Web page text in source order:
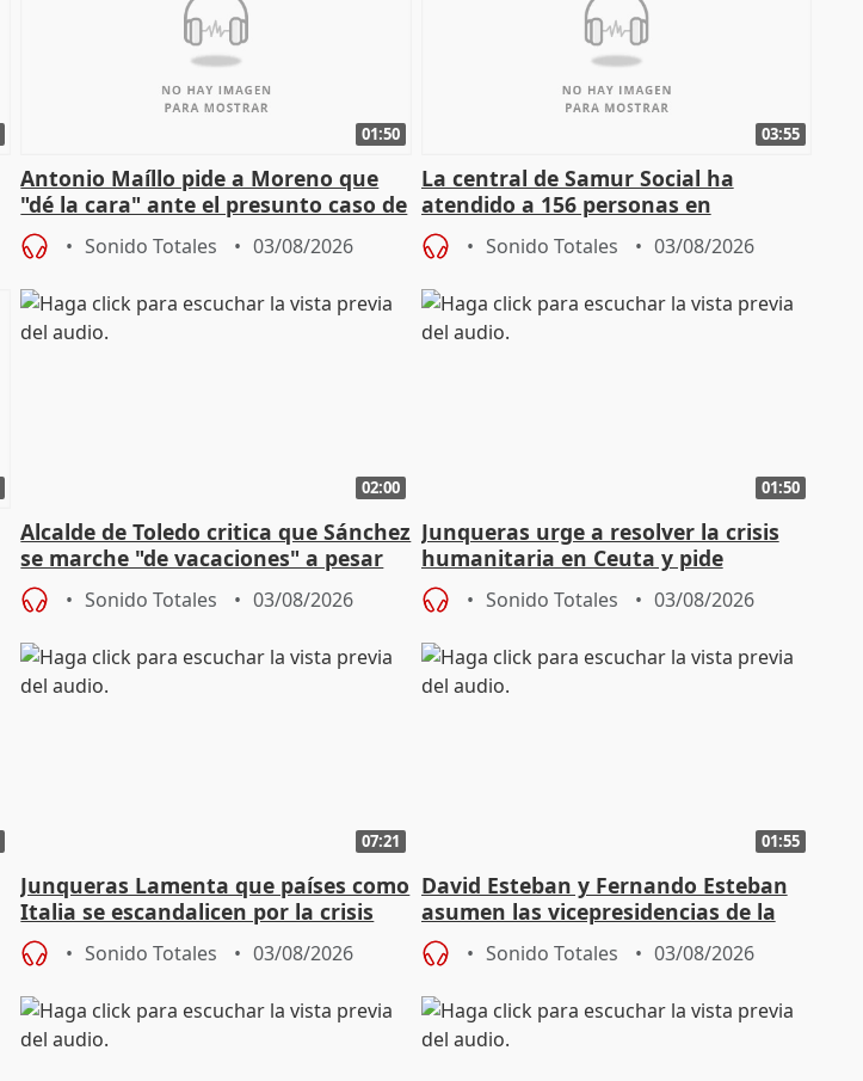
01:50
Antonio Maíllo pide a Moreno que
"dé la cara" ante el presunto caso de
acoso del CEO de ADM
Sonido Totales 03/08/2026
03:55
La central de Samur Social ha
atendido a 156 personas en
situación de calle durante Campaña
de CalorSonido Totales 03/08/2026
02:00
Alcalde de Toledo critica que Sánchez
se marche "de vacaciones" a pesar
de la crisis migratoria
Sonido Totales 03/08/2026
01:50
Junqueras urge a resolver la crisis
humanitaria en Ceuta y pide
responsabilidad a la UE
Sonido Totales 03/08/2026
07:21
Junqueras Lamenta que países como
Italia se escandalicen por la crisis
migratoria
Sonido Totales 03/08/2026
01:55
David Esteban y Fernando Esteban
asumen las vicepresidencias de la
Diputación de Valladolid
Sonido Totales 03/08/2026